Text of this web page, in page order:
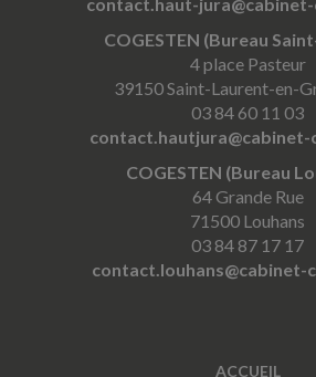
COGESTEN (Bureau
4 place Pasteur
39150 Saint-Laurent-en-
03 84 60 11 03
COGESTEN (Bureau
64 Grande Rue
71500 Louhans
03 84 87 17 17
contact.louhans@cabinet-
ACCUEIL